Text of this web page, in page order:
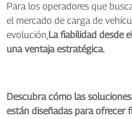
Para los operadores que
el mercado de carga de
evolución,La fiabilidad desde
una ventaja estratégica.
Descubra cómo las
están diseñadas para ofrecer